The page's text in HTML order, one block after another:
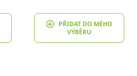
PŘIDAT DO MÉHO
VÝBĚRU